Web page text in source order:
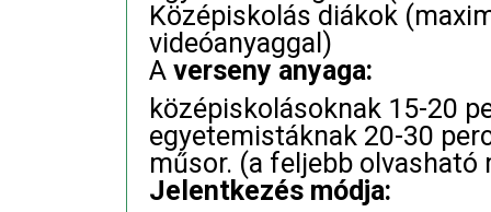
Középiskolás diákok
videóanyaggal)
A verseny anyaga:
középiskolásoknak 15-20
egyetemistáknak 20-30
műsor. (a feljebb olvasható
Jelentkezés módja: